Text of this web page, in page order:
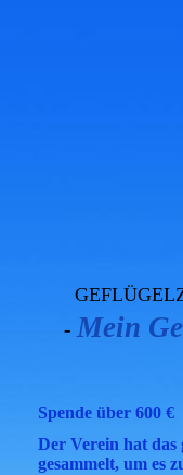
- Mein
Spende über 600 €
Der Verein hat das
gesammelt, um es